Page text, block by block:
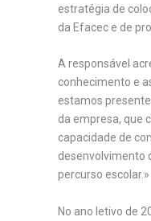
estratégia de
da Efacec e de
A responsável
conhecimento e
estamos
da empresa, que
capacidade de
desenvolvimento
percurso escolar.»
No ano letivo de